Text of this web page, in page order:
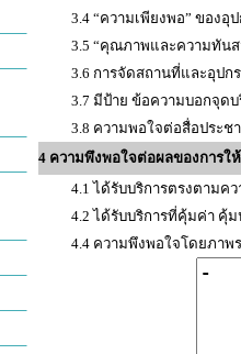
3.4 “ความเพียงพอ” ของอุ
3.5 “คุณภาพและความทัน
3.6 การจัดสถานที่และอุปก
3.7 มีป้าย ข้อความบอกจุด
3.8 ความพอใจต่อสื่อประช
4 ความพึงพอใจต่อผลของการใ
4.1 ได้รับบริการตรงตามค
4.2 ได้รับบริการที่คุ้มค่า คุ้
4.4 ความพึงพอใจโดยภาพ